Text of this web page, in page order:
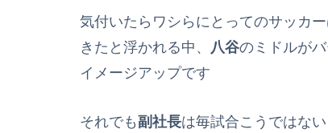
気付いたらワシらにとってのサッカ
きたと浮かれる中、 八谷のミドルが
イメージアップです
それでも副社長は毎試合こうではない